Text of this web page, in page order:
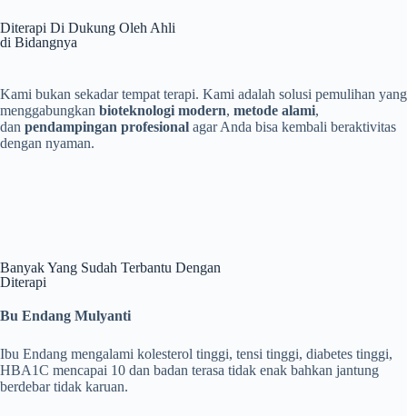
Diterapi Di Dukung Oleh Ahli
di Bidangnya
Kami bukan sekadar tempat terapi. Kami adalah solusi pemulihan yang
menggabungkan bioteknologi modern, metode alami,
dan pendampingan profesional agar Anda bisa kembali beraktivitas
dengan nyaman.
Banyak Yang Sudah Terbantu Dengan
Diterapi
Bu Endang Mulyanti
Ibu Endang mengalami kolesterol tinggi, tensi tinggi, diabetes tinggi,
HBA1C mencapai 10 dan badan terasa tidak enak bahkan jantung
berdebar tidak karuan.